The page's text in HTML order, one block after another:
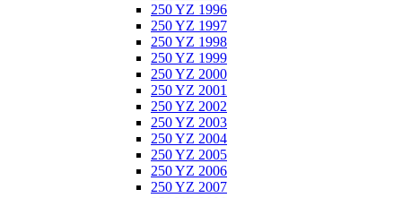
250 YZ 1996
250 YZ 1997
250 YZ 1998
250 YZ 1999
250 YZ 2000
250 YZ 2001
250 YZ 2002
250 YZ 2003
250 YZ 2004
250 YZ 2005
250 YZ 2006
250 YZ 2007